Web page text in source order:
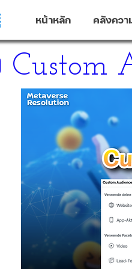
หน้าหลัก คลังควา